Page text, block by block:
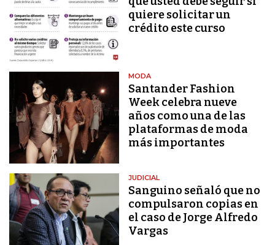
quiere solicitar un
crédito este curso
MODA
Santander Fashion
Week celebra nueve
años como una de las
plataformas de moda
más importantes
JUDICIAL
Sanguino señaló que no
compulsaron copias en
el caso de Jorge Alfredo
Vargas